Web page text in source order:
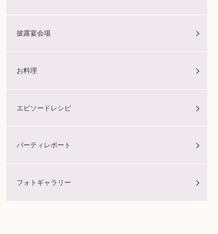
披露宴会場
お料理
エピソードレシピ
パーティレポート
フォトギャラリー